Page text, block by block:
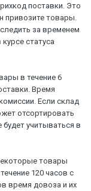
поставки. Это
привозите товары.
за временем
статуса
в течение 6
Время
Если склад
отсортировать
учитываться в
товары
120 часов с
время довоза и их